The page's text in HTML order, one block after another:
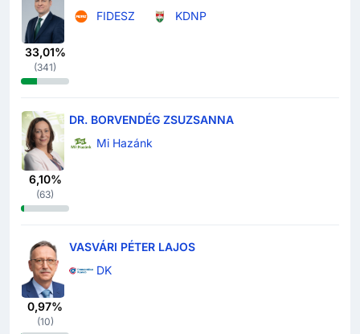
33,01%
(341)
FIDESZ
KDNP
6,10%
(63)
DR. BORVENDÉG ZSUZSANNA
Mi Hazánk
0,97%
(10)
VASVÁRI PÉTER LAJOS
DK